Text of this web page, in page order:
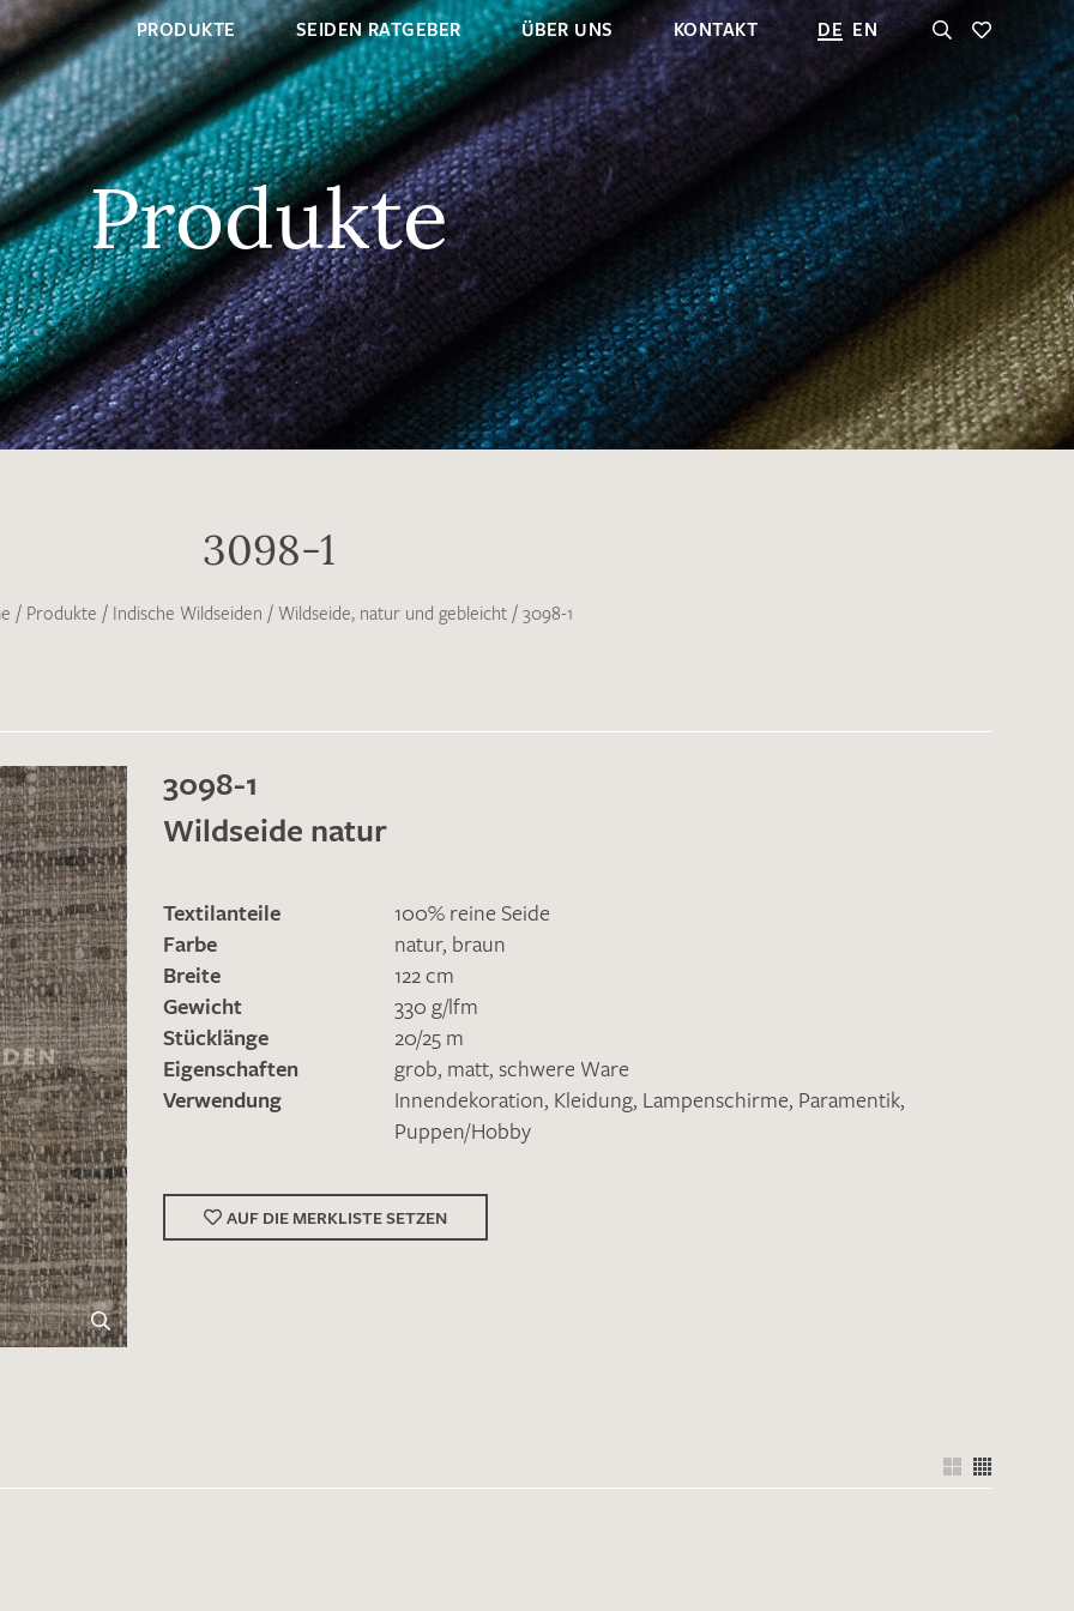
PRODUKTE SEIDEN RATGEBER ÜBER UNS KONTAKT DE EN
Merkliste / Musteranfrage
IHRE KONTAKTDATEN
Produkte
3098-1
/ Produkte / Indische Wildseiden / Wildseide, natur und gebleicht / 3098-1
3098-1
Wildseide natur
Textilanteile
100% reine Seide
Farbe
natur, braun
Breite
122 cm
Gewicht
330 g/lfm
Stücklänge
20/25 m
Eigenschaften
grob, matt, schwere Ware
Verwendung
Innendekoration, Kleidung, Lampenschirme, Paramentik,
Puppen/Hobby
AUF DIE MERKLISTE SETZEN